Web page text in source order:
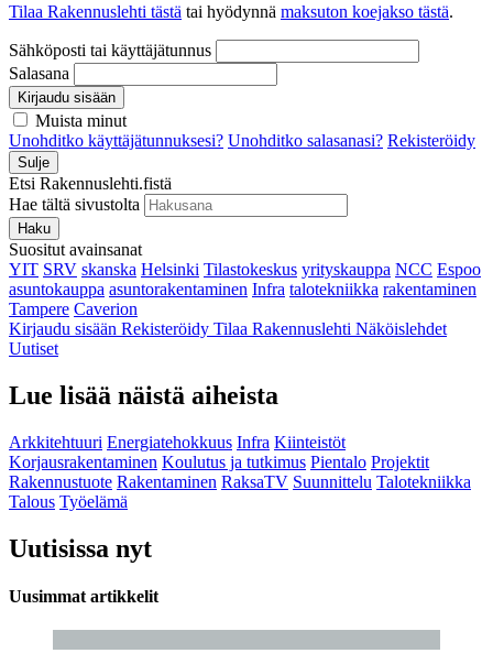
Tilaa Rakennuslehti tästä tai hyödynnä maksuton koejakso tästä.
Sähköposti tai käyttäjätunnus
Salasana
Kirjaudu sisään
Muista minut
Unohditko käyttäjätunnuksesi? Unohditko salasanasi? Rekisteröidy
Sulje
Etsi Rakennuslehti.fistä
Hae tältä sivustolta
Haku
Suositut avainsanat
YIT SRV skanska Helsinki Tilastokeskus yrityskauppa NCC Espoo
asuntokauppa asuntorakentaminen Infra talotekniikka rakentaminen
Tampere Caverion
Kirjaudu sisään Rekisteröidy Tilaa Rakennuslehti Näköislehdet
Uutiset
Lue lisää näistä aiheista
Arkkitehtuuri Energiatehokkuus Infra Kiinteistöt
Korjausrakentaminen Koulutus ja tutkimus Pientalo Projektit
Rakennustuote Rakentaminen RaksaTV Suunnittelu Talotekniikka
Talous Työelämä
Uutisissa nyt
Uusimmat artikkelit